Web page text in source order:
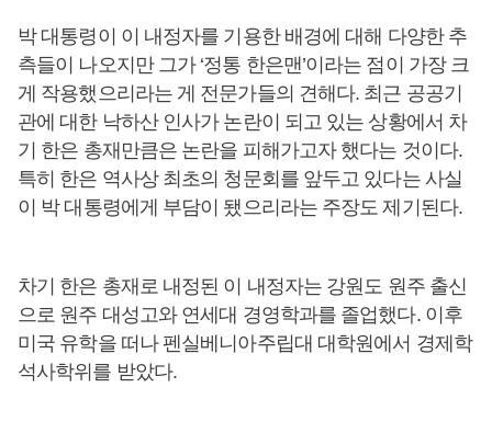
박 대통령이 이 내정자를 기용한 배경에 대해 다양한 추
측들이 나오지만 그가 ‘정통 한은맨’이라는 점이 가장 크
게 작용했으리라는 게 전문가들의 견해다. 최근 공공기
관에 대한 낙하산 인사가 논란이 되고 있는 상황에서 차
기 한은 총재만큼은 논란을 피해가고자 했다는 것이다.
특히 한은 역사상 최초의 청문회를 앞두고 있다는 사실
이 박 대통령에게 부담이 됐으리라는 주장도 제기된다.
차기 한은 총재로 내정된 이 내정자는 강원도 원주 출신
으로 원주 대성고와 연세대 경영학과를 졸업했다. 이후
미국 유학을 떠나 펜실베니아주립대 대학원에서 경제학
석사학위를 받았다.